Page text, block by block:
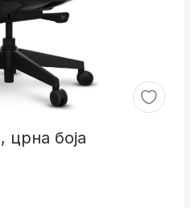
црна боја